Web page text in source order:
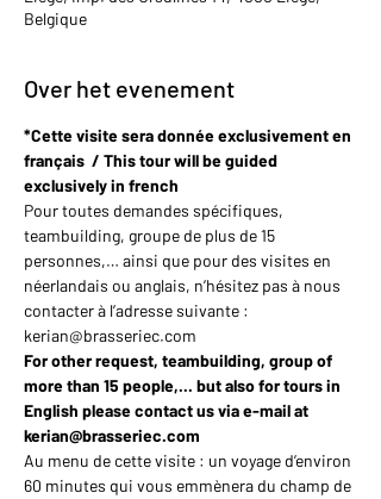
Belgique
Over het evenement
*Cette visite sera donnée exclusivement en
français  / This tour will be guided
exclusively in french
Pour toutes demandes spécifiques,
teambuilding, groupe de plus de 15
personnes,… ainsi que pour des visites en
néerlandais ou anglais, n’hésitez pas à nous
contacter à l’adresse suivante :
kerian@brasseriec.com
For other request, teambuilding, group of
more than 15 people,... but also for tours in
English please contact us via e-mail at
kerian@brasseriec.com
Au menu de cette visite : un voyage d’environ
60 minutes qui vous emmènera du champ de